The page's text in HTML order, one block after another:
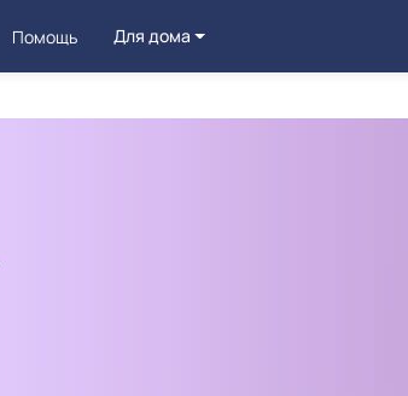
Помощь Для дома